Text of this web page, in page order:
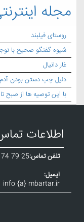
مجله
روستای فیلبند
شیوه گفتگو صحیح با
غار دانیال
دلیل چپ دستن بودن
با این توصیه ها از صبح
اطلاعات
تلفن تماس:79 25
ایمیل:
info {a} mbartar.ir